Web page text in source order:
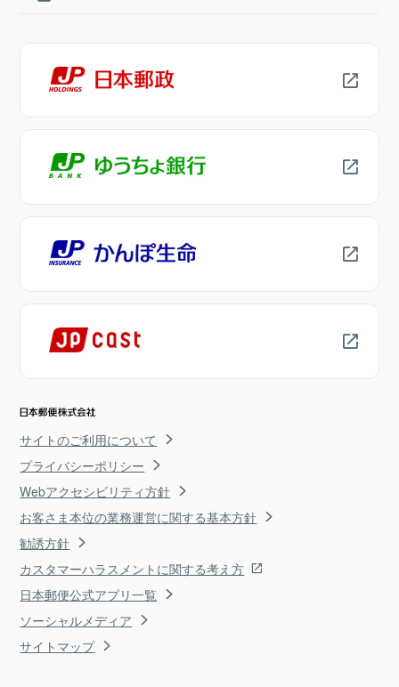
サイトのご利用について
プライバシーポリシー
Webアクセシビリティ方針
お客さま本位の業務運営に関する基本方針
勧誘方針
カスタマーハラスメントに関する考え方
日本郵便公式アプリ一覧
ソーシャルメディア
サイトマップ